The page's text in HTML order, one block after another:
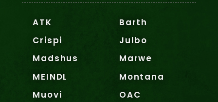
ATK
Barth
Crispi
Julbo
Madshus
Marwe
MEINDL
Montana
Muovi
OAC